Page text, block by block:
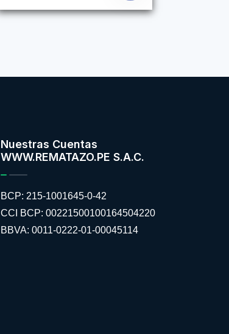
Nuestras Cuentas
WWW.REMATAZO.PE S.A.C.
BCP: 215-1001645-0-42
CCI BCP: 00221500100164504220
BBVA: 0011-0222-01-00045114